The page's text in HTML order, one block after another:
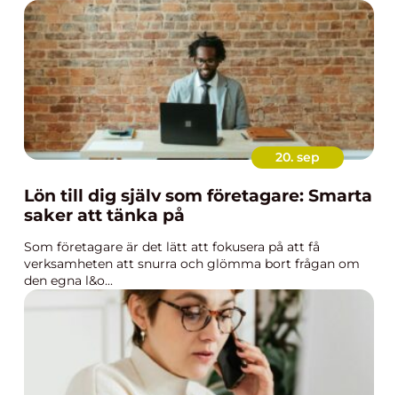
20. sep
Lön till dig själv som företagare: Smarta
saker att tänka på
Som företagare är det lätt att fokusera på att få
verksamheten att snurra och glömma bort frågan om
den egna l&o...